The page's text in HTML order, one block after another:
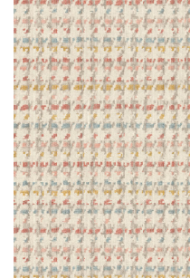
Teppiche und Teppiche
Dekorationen